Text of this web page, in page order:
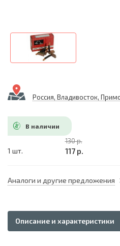
Россия, Владивосток,
В наличии
1 шт.
130 р.
117 р.
Аналоги и другие предложения
Описание и характеристики